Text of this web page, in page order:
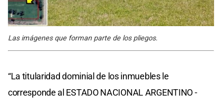
Las imágenes que forman parte de los pliegos.
“La titularidad dominial de los inmuebles le
corresponde al ESTADO NACIONAL ARGENTINO -